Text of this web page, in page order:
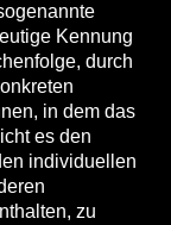
Kennung
durch
in dem das
es den
individuellen
zu